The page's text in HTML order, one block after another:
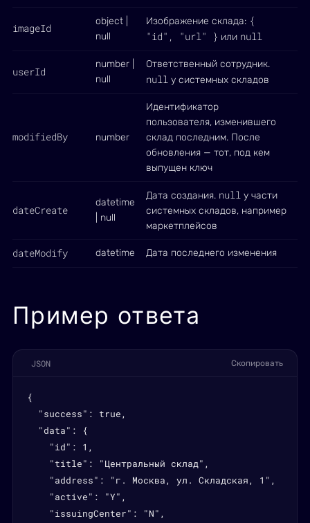
imageId
object |
null
Изображение склада: {
"id", "url" } или null
userId
number |
null
Ответственный сотрудник.
null у системных складов
modifiedBy number
Идентификатор
пользователя, изменившего
склад последним. После
обновления — тот, под кем
выпущен ключ
dateCreate
datetime
| null
Дата создания. null у части
системных складов, например
маркетплейсов
dateModify datetime Дата последнего изменения
Пример ответа
JSON Скопировать
{
  "success": true,
  "data": {
    "id": 1,
    "title": "Центральный склад",
    "address": "г. Москва, ул. Складская, 1",
    "active": "Y",
    "issuingCenter": "N",